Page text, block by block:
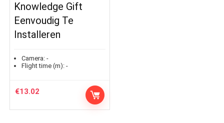
Knowledge Gift
Eenvoudig Te
Installeren
Camera: -
Flight time (m): -
€13.02